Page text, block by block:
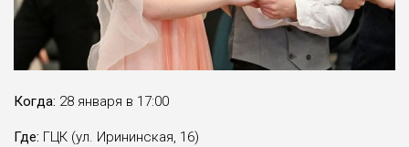
Когда: 28 января в 17:00
Где: ГЦК (ул. Ирининская, 16)